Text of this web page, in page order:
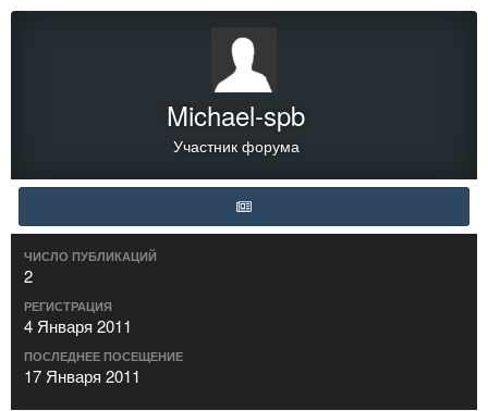
Michael-spb
Участник форума
ЧИСЛО ПУБЛИКАЦИЙ
2
РЕГИСТРАЦИЯ
4 Января 2011
ПОСЛЕДНЕЕ ПОСЕЩЕНИЕ
17 Января 2011